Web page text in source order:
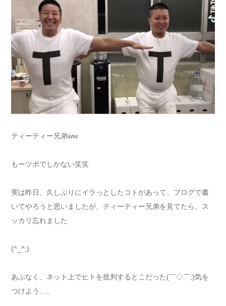
ティーティー兄弟ww
もーツボでしかない笑笑
実は昨日、久しぶりにイラっとしたコトがあって、ブログで書
いてやろうと思いましたが、ティーティー兄弟を見てたら、ス
ッカリ忘れました
(^_^;)
あぶなく、ネット上でヒトを批判するとこだった(￣◇￣;)気を
つけよう…。